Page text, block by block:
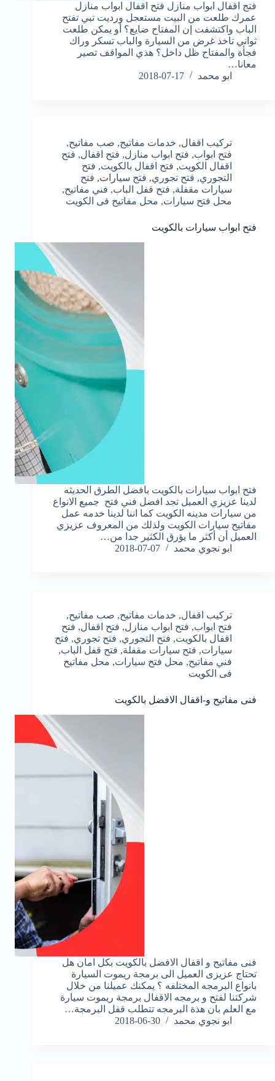
فتج اقفال ابواب منازل فتح اقفال ابواب منازل
عمرك طلعت من البيت مستعجل ورديت تبي تفتح
الباب واكتشفت إن المفتاح ضايع؟ أو يمكن طلعت
ثواني تاخذ غرض من السيارة والباب تسكر وراك
فجأة والمفتاح ظل داخل؟ هذي المواقف تصير
معانا…
ابو محمد
2018-07-17
تركيب اقفال, خدمات مفاتيح, صب مفاتيح,
فتح ابواب, فتح ابواب منازل, فتح اقفال, فتح
اقفال الكويت, فتح اقفال بالكويت, فتح
التجوري, فتح تجوري, فتح سيارات, فتح
سيارات مقفلة, فتح قفل الباب, فني مفاتيح,
محل فتح سيارات, محل مفاتيح فى الكويت
فتح ابواب سيارات بالكويت
فتح ابواب سيارات بالكويت بافضل الطرق الحديثه
لدينا عزيزي العميل تجد افضل فني فتح جميع الانواع
من سيارات مدينه الكويت كما اننا لدينا خدمه عمل
مفاتيح سيارات الكويت ولذلك من المعروف عزيزي
العميل أن أكثر ما يؤرق الكثير جدا من…
ابو نجوي محمد
2018-07-07
تركيب اقفال, خدمات مفاتيح, صب مفاتيح,
فتح ابواب, فتح ابواب منازل, فتح اقفال, فتح
اقفال بالكويت, فتح التجوري, فتح تجوري, فتح
سيارات, فتح سيارات مقفلة, فتح قفل الباب,
فني مفاتيح, محل فتح سيارات, محل مفاتيح
فى الكويت
فنى مفاتيح و-اقفال الافضل بالكويت
فنى مفاتيح و اقفال الافضل بالكويت بكل امان هل
تحتاج عزيزى العميل الى برمجة ريموت السيارة
بانواع البرمجه المختلفه ؟ يمكنك عميلنا من خلال
شركتنا لفتح و برمجه الاقفال برمجة ريموت سيارة
مع العلم بان هذة البرمجه تتطلب قفل البرمجة…
ابو نجوي محمد
2018-06-30